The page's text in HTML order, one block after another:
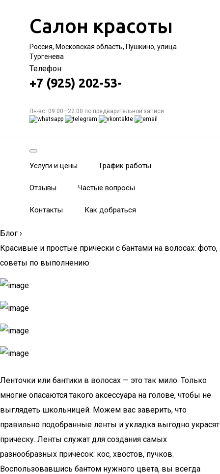
Салон красоты
Россия, Московская область, Пушкино, улица
Тургенева
Телефон:
+7 (925) 202-53-
Пн-вс: 09:00—22:00 по предварительной записи
Услуги и цены График работы
Отзывы Частые вопросы
Контакты Как добраться
Блог ›
Красивые и простые причёски с бантами на волосах: фото,
советы по выполнению
Ленточки или бантики в волосах — это так мило. Только
многие опасаются такого аксессуара на голове, чтобы не
выглядеть школьницей. Можем вас заверить, что
правильно подобранные ленты и укладка выгодно украсят
прическу. Ленты служат для создания самых
разнообразных причесок: кос, хвостов, пучков.
Воспользовавшись бантом нужного цвета, вы всегда